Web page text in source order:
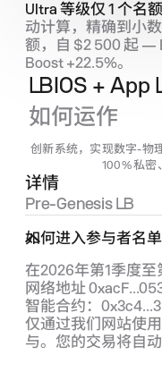
Ultra 等级仅 1 个名
动计算，精确到小
额，自 $2 500 起 —
Boost +22.5%。
LBIOS + App
如何运作
创新系统，实现数字-物
100% 私密
详情
Pre‑GenesisLB
如何进入参与者名单
在2026年第1季度
网络地址
智能合约：
仅通过我们网站使
与。您的交易将自